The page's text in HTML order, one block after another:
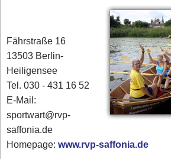
Fährstraße 16
13503 Berlin-
Heiligensee
Tel. 030 - 431 16 52
E-Mail:
sportwart@rvp-
saffonia.de
Homepage:www.rvp-saffonia.de